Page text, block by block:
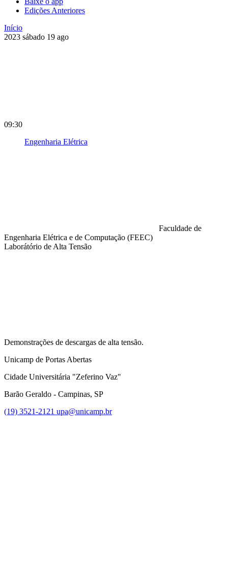
Edições Anteriores
Início
2023 sábado 19 ago
09:30
Engenharia Elétrica
Faculdade de
Engenharia Elétrica e de Computação (FEEC)
Laborátório de Alta Tensão
Demonstrações de descargas de alta tensão.
Unicamp de Portas Abertas
Cidade Universitária "Zeferino Vaz"
Barão Geraldo - Campinas, SP
(19) 3521-2121 upa@unicamp.br